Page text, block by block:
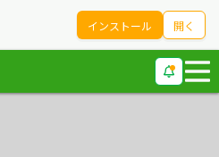
インストール 開く